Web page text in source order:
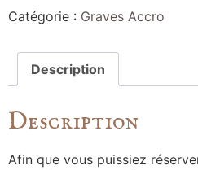
Catégorie : Graves Accro
Description
Description
Afin que vous puissiez